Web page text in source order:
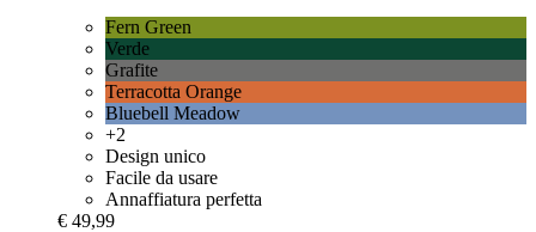
Fern Green
Verde
Grafite
Terracotta Orange
Bluebell Meadow
+2
Design unico
Facile da usare
Annaffiatura perfetta
€ 49,99